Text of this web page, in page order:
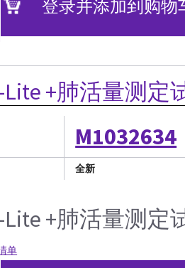
登录并添加到购物
Lite +肺活量测
M1032634
全新
Lite +肺活量测
单